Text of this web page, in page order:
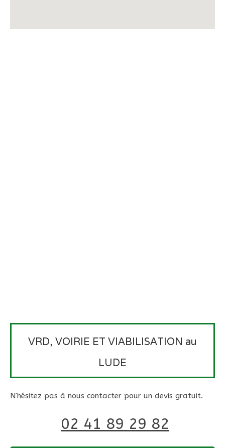
VRD, VOIRIE ET VIABILISATION au
LUDE
N'hésitez pas à nous contacter pour un devis gratuit.
02 41 89 29 82